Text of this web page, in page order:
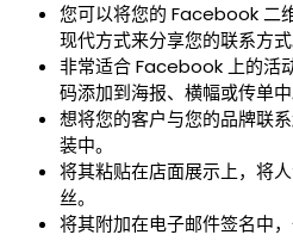
您可以将您的 Facebook 二
现代方式来分享您的联系方式
非常适合 Facebook 上的活
码添加到海报、横幅或传单中
想将您的客户与您的品牌联
装中。
将其粘贴在店面展示上，将
丝。
将其附加在电子邮件签名中